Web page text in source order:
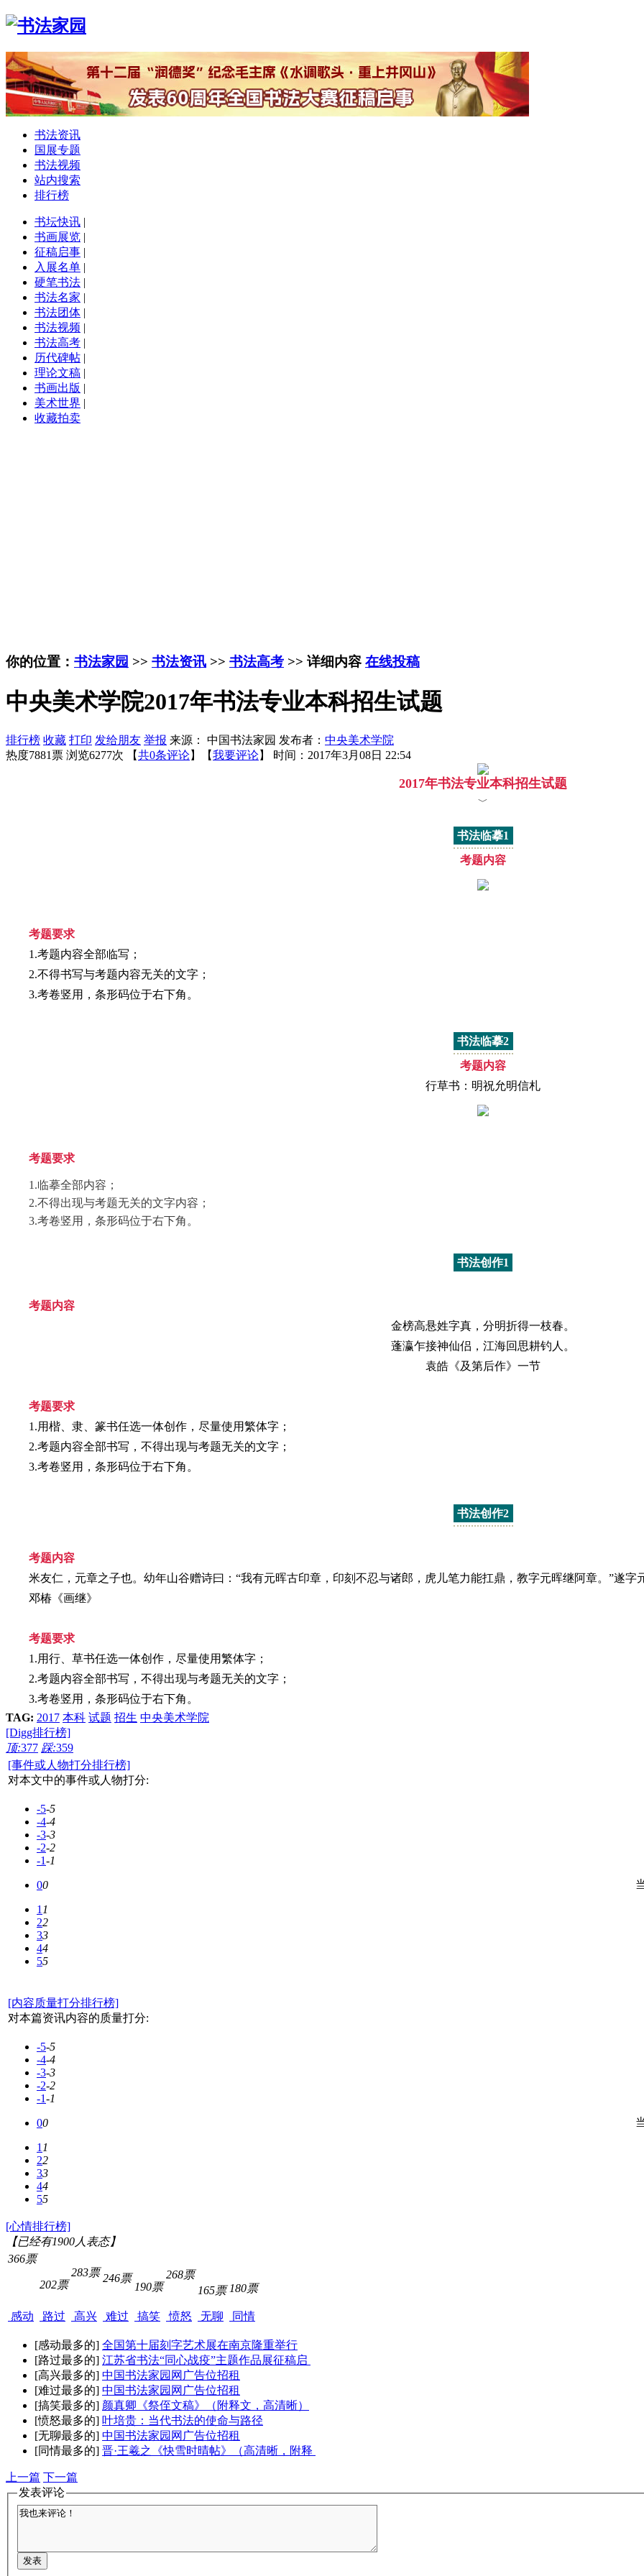
书法资讯
国展专题
书法视频
站内搜索
排行榜
书坛快讯 |
书画展览 |
征稿启事 |
入展名单 |
硬笔书法 |
书法名家 |
书法团体 |
书法视频 |
书法高考 |
历代碑帖 |
理论文稿 |
书画出版 |
美术世界 |
收藏拍卖
你的位置： 书法家园 >> 书法资讯 >> 书法高考 >> 详细内容 在线投稿
中央美术学院2017年书法专业本科招生试题
排行榜 收藏 打印 发给朋友 举报 来源： 中国书法家园 发布者： 中央美术学院
热度7881票 浏览6277次 【共0条评论】【我要评论】 时间：2017年3月08日 22:54
2017年书法专业本科招生试题
﹀
书法临摹1
考题内容
考题要求
1.考题内容全部临写；
2.不得书写与考题内容无关的文字；
3.考卷竖用，条形码位于右下角。
书法临摹2
考题内容
行草书：明祝允明信札
考题要求
1.临摹全部内容；
2.不得出现与考题无关的文字内容；
3.考卷竖用，条形码位于右下角。
书法创作1
考题内容
金榜高悬姓字真，分明折得一枝春。
蓬瀛乍接神仙侣，江海回思耕钓人。
袁皓《及第后作》一节
考题要求
1.用楷、隶、篆书任选一体创作，尽量使用繁体字；
2.考题内容全部书写，不得出现与考题无关的文字；
3.考卷竖用，条形码位于右下角。
书法创作2
考题内容
米友仁，元章之子也。幼年山谷赠诗曰：“我有元晖古印章，印刻不忍与诸郎，虎儿笔力能扛鼎，教字元晖继阿章。”遂字
邓椿《画继》
考题要求
1.用行、草书任选一体创作，尽量使用繁体字；
2.考题内容全部书写，不得出现与考题无关的文字；
3.考卷竖用，条形码位于右下角。
TAG: 2017 本科 试题 招生 中央美术学院
[Digg排行榜]
顶:377 踩:359
[事件或人物打分排行榜]
对本文中的事件或人物打分:
-5-5
-4-4
-3-3
-2-2
-1-1
00
11
22
33
44
55
[内容质量打分排行榜]
对本篇资讯内容的质量打分:
-5-5
-4-4
-3-3
-2-2
-1-1
00
11
22
33
44
55
[心情排行榜]
【已经有1900人表态】
366票
感动
202票
路过
283票
高兴
246票
难过
190票
搞笑
268票
愤怒
165票
无聊
180票
同情
[感动最多的] 全国第十届刻字艺术展在南京隆重举行
[路过最多的] 江苏省书法“同心战疫”主题作品展征稿启
[高兴最多的] 中国书法家园网广告位招租
[难过最多的] 中国书法家园网广告位招租
[搞笑最多的] 颜真卿《祭侄文稿》（附释文，高清晰）
[愤怒最多的] 叶培贵：当代书法的使命与路径
[无聊最多的] 中国书法家园网广告位招租
[同情最多的] 晋·王羲之《快雪时晴帖》（高清晰，附释
上一篇 下一篇
发表评论